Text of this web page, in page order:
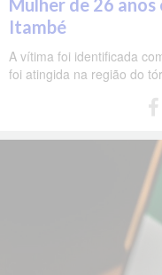
Mulher de 26
Itambé
A vítima foi identificada
foi atingida na região do